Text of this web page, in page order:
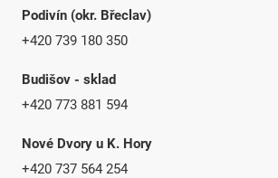
Podivín (okr. Břeclav)
+420 739 180 350
Budišov - sklad
+420 773 881 594
Nové Dvory u K. Hory
+420 737 564 254